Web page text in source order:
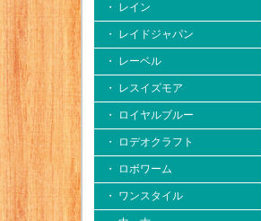
・ レイン
・ レイドジャパン
・ レーベル
・ レスイズモア
・ ロイヤルブルー
・ ロデオクラフト
・ ロボワーム
・ ワンスタイル